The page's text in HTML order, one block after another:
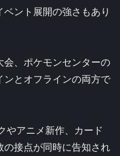
ント展開の強さもあり
、ポケモンセンターの
とオフラインの両方で
やアニメ新作、カード
接点が同時に告知され